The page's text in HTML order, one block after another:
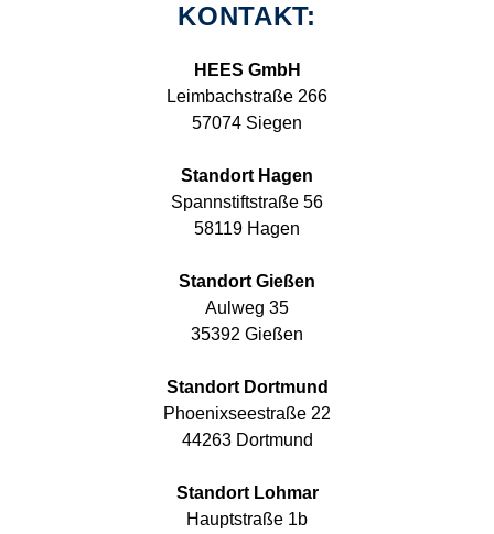
KONTAKT:
HEES GmbH
Leimbachstraße 266
57074 Siegen
Standort Hagen
Spannstiftstraße 56
58119 Hagen
Standort Gießen
Aulweg 35
35392 Gießen
Standort Dortmund
Phoenixseestraße 22
44263 Dortmund
Standort Lohmar
Hauptstraße 1b